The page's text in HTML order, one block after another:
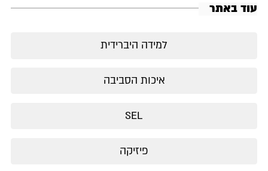
עוד באתר
למידה היברידית
איכות הסביבה
SEL
פיזיקה